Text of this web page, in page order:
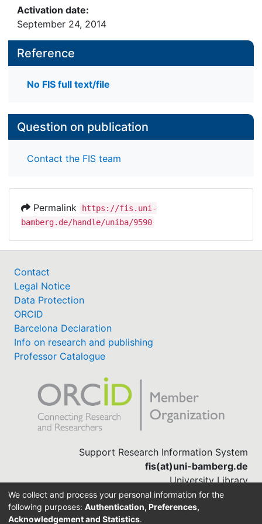
Activation date:
September 24, 2014
Reference
No FIS full text/file
Question on publication
Contact the FIS team
Permalink
https://fis.uni-
bamberg.de/handle/uniba/9590
Contact
Legal Notice
Data Protection
ORCID
Barcelona Declaration
Info on research and publishing
Professor Catalogue
Support Research Information System
fis(at)uni-bamberg.de
University Library
(0951) 863-1568
We collect and process your personal information for the
following purposes: Authentication, Preferences,
Acknowledgement and Statistics.